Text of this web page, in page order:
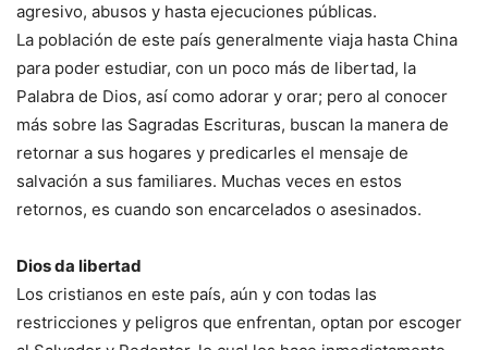
agresivo, abusos y hasta ejecuciones públicas.
La población de este país generalmente viaja hasta China
para poder estudiar, con un poco más de libertad, la
Palabra de Dios, así como adorar y orar; pero al conocer
más sobre las Sagradas Escrituras, buscan la manera de
retornar a sus hogares y predicarles el mensaje de
salvación a sus familiares. Muchas veces en estos
retornos, es cuando son encarcelados o asesinados.
Dios da libertad
Los cristianos en este país, aún y con todas las
restricciones y peligros que enfrentan, optan por escoger